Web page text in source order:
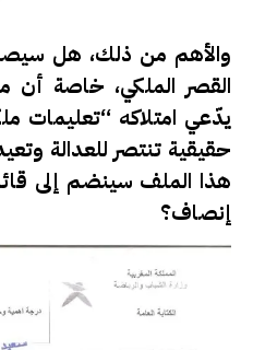
والأهم من ذلك، هل
القصر الملكي، خاصة
يدّعي امتلاكه
حقيقية تنتصر للعدالة
هذا الملف سينضم إلى
إنصاف؟